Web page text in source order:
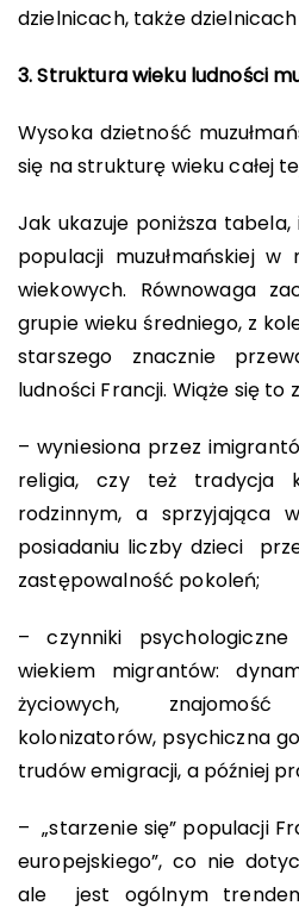
dzielnicach, także
3. Struktura wieku ludności
Wysoka dzietność
się na strukturę wieku całej
Jak ukazuje poniższa
populacji muzułmańskiej w
wiekowych. Równowaga
grupie wieku średniego, z
starszego znacznie
ludności Francji. Wiąże się to
– wyniesiona przez
religia, czy też tradycja
rodzinnym, a sprzyjająca
posiadaniu liczby dzieci
zastępowalność pokoleń;
– czynniki
wiekiem migrantów:
życiowych,
kolonizatorów, psychiczna
trudów emigracji, a później
– „starzenie się” populacji
europejskiego”, co nie
ale jest ogólnym